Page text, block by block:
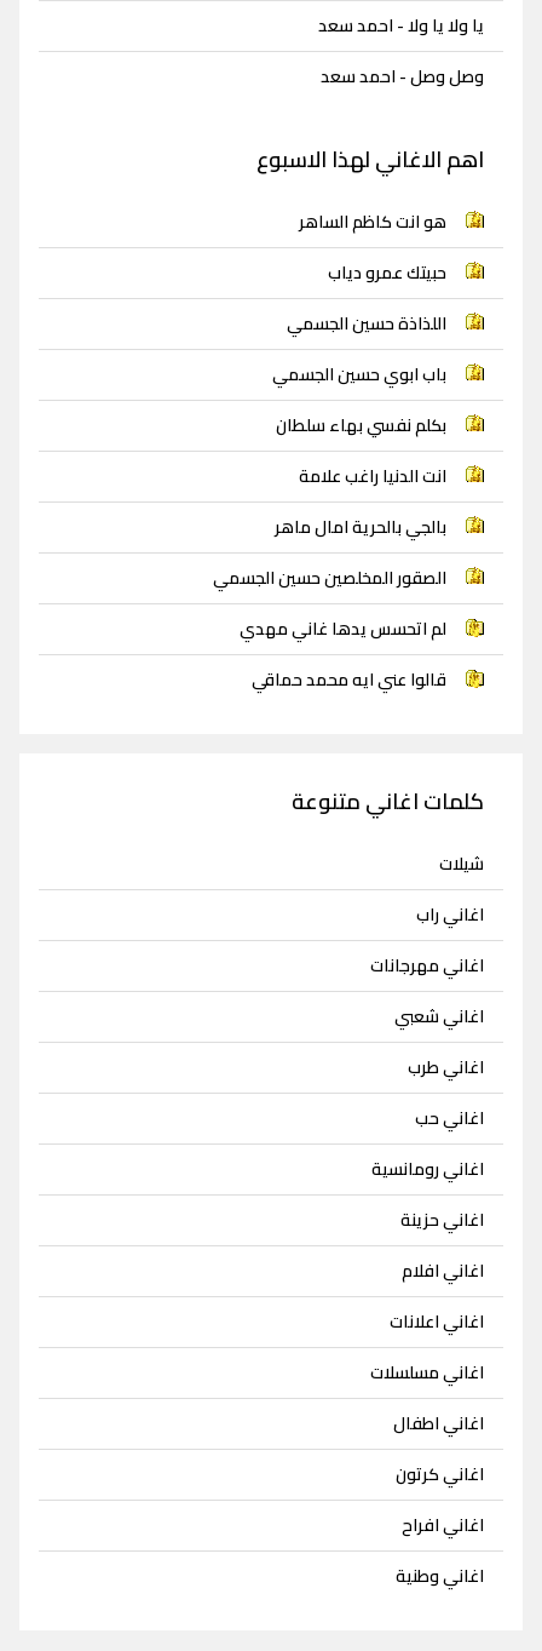
يا ولا يا ولا - احمد سعد
وصل وصل - احمد سعد
اهم الاغاني لهذا الاسبوع
هو انت كاظم الساهر
حبيتك عمرو دياب
اللذاذة حسين الجسمي
باب ابوي حسين الجسمي
بكلم نفسي بهاء سلطان
انت الدنيا راغب علامة
بالجي بالحرية امال ماهر
الصقور المخلصين حسين الجسمي
لم اتحسس يدها غاني مهدي
قالوا عني ايه محمد حماقي
كلمات اغاني متنوعة
شيلات
اغاني راب
اغاني مهرجانات
اغاني شعبي
اغاني طرب
اغاني حب
اغاني رومانسية
اغاني حزينة
اغاني افلام
اغاني اعلانات
اغاني مسلسلات
اغاني اطفال
اغاني كرتون
اغاني افراح
اغاني وطنية